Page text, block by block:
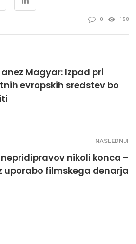
0 158
Magyar: Izpad pri
evropskih sredstev bo
NASLEDNJI
nikoli konca –
uporabo filmskega denarja